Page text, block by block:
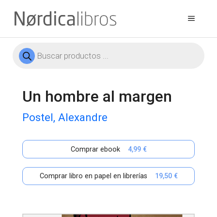
contenido
Menú
Búsqueda
de
Un hombre al margen
Postel, Alexandre
Comprar ebook 4,99 €
Comprar libro en papel en librerías 19,50 €